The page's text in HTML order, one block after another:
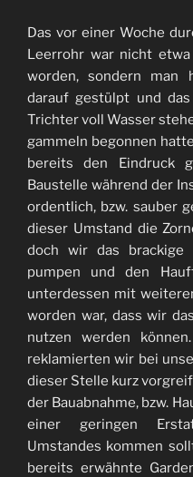
Das vor einer Woche
Leerrohr war nicht
worden, sondern man
darauf gestülpt und
Trichter voll Wasser
gammeln begonnen
bereits den Eindruck
Baustelle während der
ordentlich, bzw. sauber
dieser Umstand die
doch wir das brackige
pumpen und den
unterdessen mit
worden war, dass wir
nutzen werden
reklamierten wir bei
dieser Stelle kurz
der Bauabnahme, bzw.
einer geringen
Umstandes kommen
bereits erwähnte